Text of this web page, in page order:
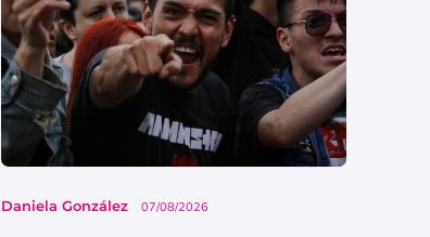
Daniela González 07/08/2026